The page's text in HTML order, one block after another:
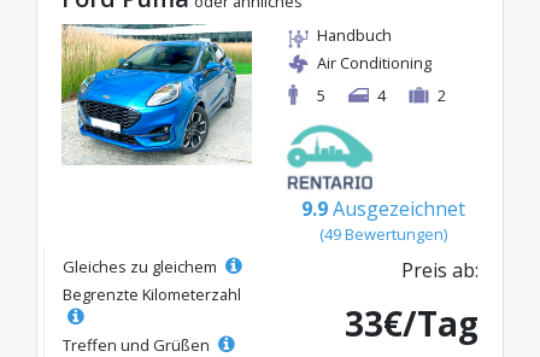
Handbuch
Air Conditioning
5
4 2
9.9Ausgezeichnet
(49 Bewertungen)
Gleiches zu gleichem
Begrenzte Kilometerzahl
Treffen und Grüßen
Preis ab:
33€/Tag